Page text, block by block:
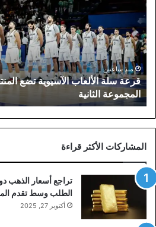
الألعاب
الآسيوية
تضع
المنتخب
الأردني
في
المجموعة
الثانية
منذ ساعتين
قرعة سلة الألعاب الآسيوية تضع
المجموعة الثانية
المشاركات الأكثر قراءة
الطلب وسط تقدم
أكتوبر 27, 2025